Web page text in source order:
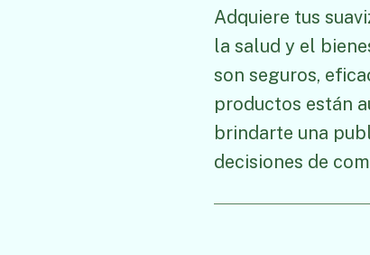
Adquiere tus
la salud y el
son seguros,
productos están
brindarte una
decisiones de